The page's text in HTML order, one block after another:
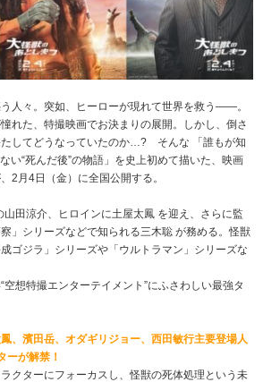
人々。突如、ヒーローが現れて世界を救う――。
れた、特撮映画でお決まりの展開。しかし、倒さ
たしてどうなっていたのか…? そんな 「誰もが知
い“死んだ後”の物語」を史上初めて描いた、映画
2月4日（金）に全国公開する。
田涼介、ヒロインに土屋太鳳 を迎え、さらに監
」シリーズなどで知られる三木聡 が務める。怪獣
ゴジラ」シリーズや「ウルトラマン」シリーズな
想特撮エンターテイメント”にふさわしい最強タ
、濱田岳、オダギリジョー、西田敏行主要登場人
ーが解禁！
クターにフォーカスし、怪獣の死体処理という未